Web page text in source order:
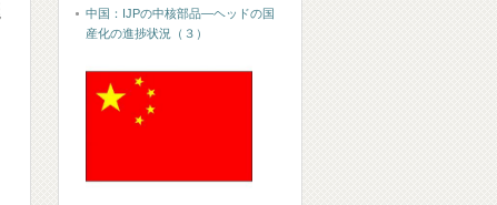
中国：IJPの中核部品―ヘッドの国
産化の進捗状況（３）